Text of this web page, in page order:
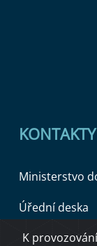
KONTAKTY
Ministerstvo
Úřední deska
K